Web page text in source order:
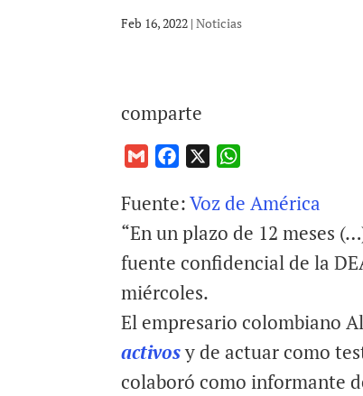
Feb 16, 2022 |Noticias
comparte
G
a
i
c
e
b
o
o
k
a
t
A
p
Fuente:Voz de América
“En un plazo de 12 meses
fuente confidencial de la
miércoles.
El empresario colombiano
activosy de actuar como
colaboró como informante